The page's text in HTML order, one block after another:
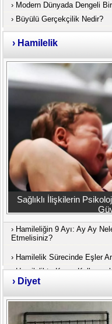
› Modern Dünyada Dengeli
› Büyülü Gerçekçilik Nedir?
› Hamilelik
Sağlıklı İlişkilerin
› Hamileliğin 9 Ayı: Ay Ay
Etmelisiniz?
› Hamilelik Sürecinde Eşler
›Hamilelikte Korse
› Diyet